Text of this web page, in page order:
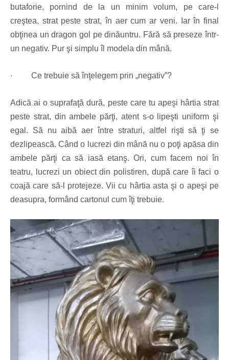
butaforie, pornind de la un minim volum, pe care-l
creştea, strat peste strat, în aer cum ar veni. Iar în final
obţinea un dragon gol pe dinăuntru. Fără să preseze într-
un negativ. Pur şi simplu îl modela din mână.
· Ce trebuie să înţelegem prin „negativ”?
Adică ai o suprafaţă dură, peste care tu apeşi hârtia strat
peste strat, din ambele părţi, atent s-o lipeşti uniform şi
egal. Să nu aibă aer între straturi, altfel rişti să ţi se
dezlipească. Când o lucrezi din mână nu o poţi apăsa din
ambele părţi ca să iasă etanş. Ori, cum facem noi în
teatru, lucrezi un obiect din polistiren, după care îi faci o
coajă care să-l protejeze. Vii cu hârtia asta şi o apeşi pe
deasupra, formând cartonul cum îţi trebuie.